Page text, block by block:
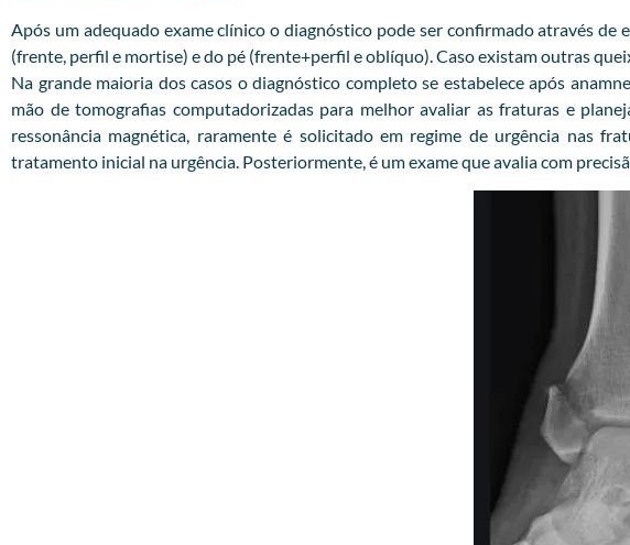
Após um adequado exame clínico o diagnóstico pode ser confirmado através
(frente, perfil e mortise) e do pé (frente+perfil e oblíquo). Caso existam outras
Na grande maioria dos casos o diagnóstico completo se estabelece após
mão de tomografias computadorizadas para melhor avaliar as fraturas e
ressonância magnética, raramente é solicitado em regime de urgência nas
tratamento inicial na urgência. Posteriormente, é um exame que avalia com